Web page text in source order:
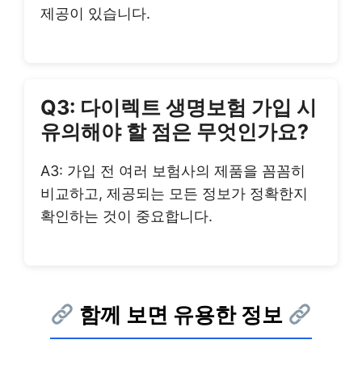
제공이 있습니다.
Q3: 다이렉트 생명보험 가입 시
유의해야 할 점은 무엇인가요?
A3: 가입 전 여러 보험사의 제품을 꼼꼼히
비교하고, 제공되는 모든 정보가 정확한지
확인하는 것이 중요합니다.
함께 보면 유용한 정보